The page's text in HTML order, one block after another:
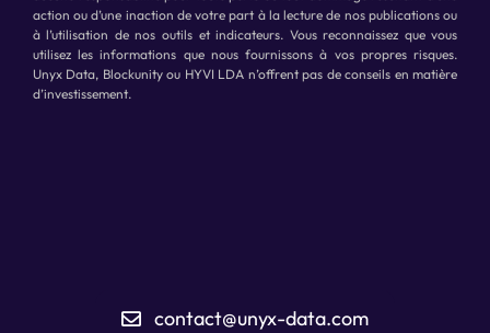
action ou d’une inaction de votre part à la lecture de nos publications ou
à l’utilisation de nos outils et indicateurs. Vous reconnaissez que vous
utilisez les informations que nous fournissons à vos propres risques.
Unyx Data, Blockunity ou HYVI LDA n’offrent pas de conseils en matière
d’investissement.
contact@unyx-data.com